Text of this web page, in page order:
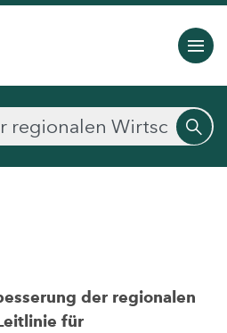
der regionalen
für